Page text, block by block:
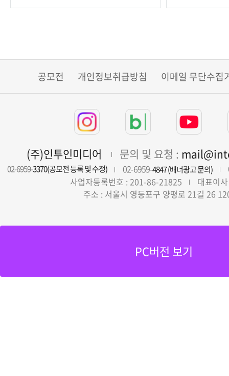
공모전 개인정보취급방침 이메일 무단수집
(주)인투인미디어 문의 및 요청 :
02-6959-3370(공모전 등록 및 수정) 02-6959-4847 (배너광고 문의)
사업자등록번호 : 201-86-21825
대표이
주소 : 서울시 영등포구 양평로 21길 26
PC버전 보기